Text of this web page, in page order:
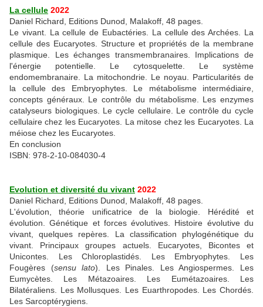
La cellule 2022
Daniel Richard, Editions Dunod, Malakoff, 48 pages.
Le vivant. La cellule de Eubactéries. La cellule des Archées. La
cellule des Eucaryotes. Structure et propriétés de la membrane
plasmique. Les échanges transmembranaires. Implications de
l'énergie potentielle. Le cytosquelette. Le système
endomembranaire. La mitochondrie. Le noyau. Particularités de
la cellule des Embryophytes. Le métabolisme intermédiaire,
concepts généraux. Le contrôle du métabolisme. Les enzymes
catalyseurs biologiques. Le cycle cellulaire. Le contrôle du cycle
cellulaire chez les Eucaryotes. La mitose chez les Eucaryotes. La
méiose chez les Eucaryotes.
En conclusion
ISBN: 978-2-10-084030-4
Evolution et diversité du vivant 2022
Daniel Richard, Editions Dunod, Malakoff, 48 pages.
L'évolution, théorie unificatrice de la biologie. Hérédité et
évolution. Génétique et forces évolutives. Histoire évolutive du
vivant, quelques repères. La classification phylogénétique du
vivant. Principaux groupes actuels. Eucaryotes, Bicontes et
Unicontes. Les Chloroplastidés. Les Embryophytes. Les
Fougères (sensu lato). Les Pinales. Les Angiospermes. Les
Eumycètes. Les Métazoaires. Les Eumétazoaires. Les
Bilatéraliens. Les Mollusques. Les Euarthropodes. Les Chordés.
Les Sarcoptérygiens.